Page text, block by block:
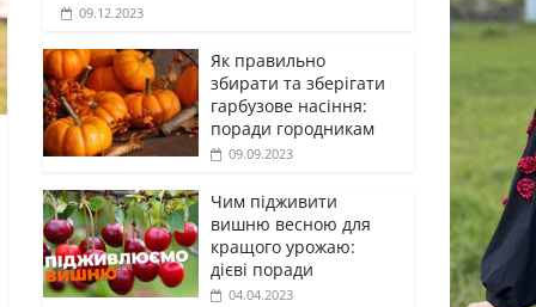
09.12.2023
Як правильно
збирати та зберігати
гарбузове насіння:
поради городникам
09.09.2023
Чим підживити
вишню весною для
кращого урожаю:
дієві поради
04.04.2023